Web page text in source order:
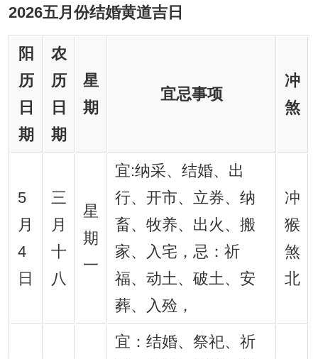
2026五月份结婚黄道吉日
阳
历
日
期
农
历
日
期
星
期
宜忌事项
冲
煞
5
月
4
日
三
月
十
八
星
期
一
宜:纳采、结婚、出
行、开市、立券、纳
畜、牧养、出火、搬
家、入宅，忌：祈
福、动土、破土、安
葬、入殓，
冲
猴
煞
北
宜：结婚、祭祀、祈